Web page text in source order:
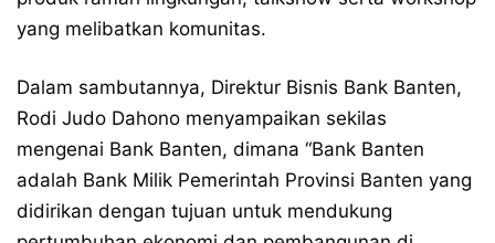
yang melibatkan komunitas.
Dalam sambutannya, Direktur Bisnis Bank Banten,
Rodi Judo Dahono menyampaikan sekilas
mengenai Bank Banten, dimana “Bank Banten
adalah Bank Milik Pemerintah Provinsi Banten yang
didirikan dengan tujuan untuk mendukung